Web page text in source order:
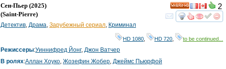
смотреть
HD
2
Сен-Пьер (2025)
(Saint-Pierre)
Детектив, Драма, Зарубежный сериал, Криминал
HD 1080 HD 720 to be continued...
Режиссеры:Уиннифред Йонг, Джон Ватчер
В ролях:Аллан Хоуко, Жозефин Жобер, Джеймс Пьюрфой